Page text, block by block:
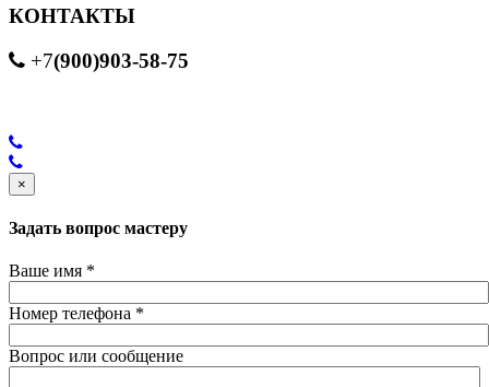
КОНТАКТЫ
+7(900)903-58-75
×
Задать вопрос мастеру
Ваше имя *
Номер телефона *
Вопрос или сообщение